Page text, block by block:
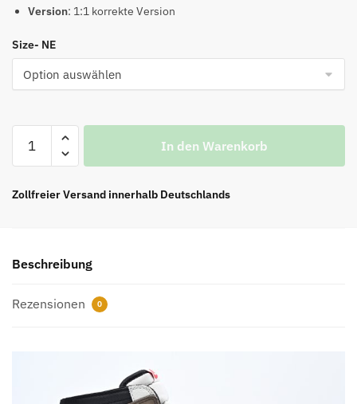
Version: 1:1 korrekte Version
Size- NE
High
Scott
TOP
In den Warenkorb
Zollfreier Versand innerhalb Deutschlands
Beschreibung
Rezensionen 0